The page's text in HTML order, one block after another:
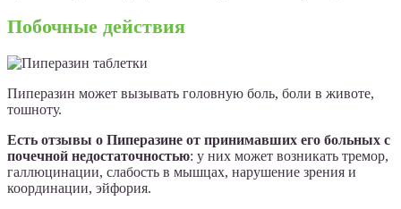
Побочные действия
Пиперазин может вызывать головную боль, боли в животе,
тошноту.
Есть отзывы о Пиперазине от принимавших его больных с
почечной недостаточностью: у них может возникать тремор,
галлюцинации, слабость в мышцах, нарушение зрения и
координации, эйфория.